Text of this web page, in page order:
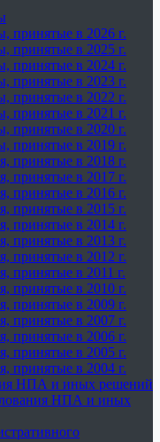
принятые в 2026 г.
принятые в 2025 г.
принятые в 2024 г.
принятые в 2023 г.
принятые в 2022 г.
принятые в 2021 г.
принятые в 2020 г.
принятые в 2019 г.
принятые в 2018 г.
принятые в 2017 г.
принятые в 2016 г.
принятые в 2015 г.
принятые в 2014 г.
принятые в 2013 г.
принятые в 2012 г.
принятые в 2011 г.
принятые в 2010 г.
принятые в 2009 г.
принятые в 2007 г.
принятые в 2006 г.
принятые в 2005 г.
принятые в 2004 г.
НПА и иных решений
НПА и иных